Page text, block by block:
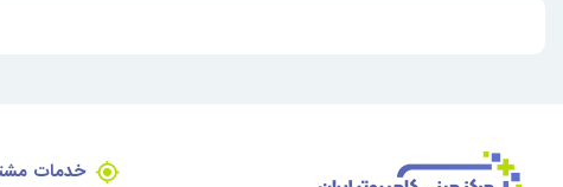
خدمات